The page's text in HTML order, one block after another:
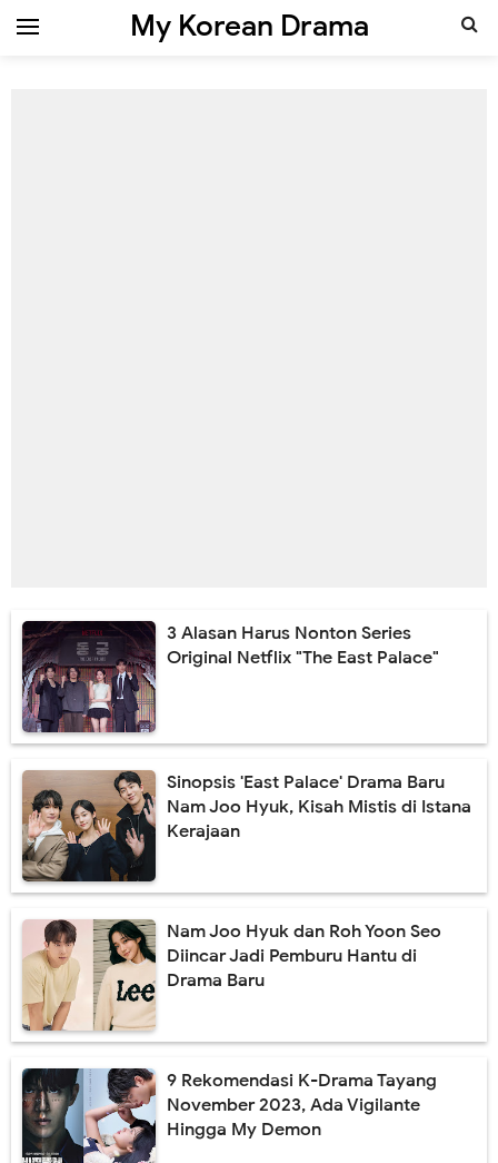
My Korean Drama
3 Alasan Harus Nonton Series
Original Netflix "The East Palace"
Sinopsis 'East Palace' Drama Baru
Nam Joo Hyuk, Kisah Mistis di Istana
Kerajaan
Nam Joo Hyuk dan Roh Yoon Seo
Diincar Jadi Pemburu Hantu di
Drama Baru
9 Rekomendasi K-Drama Tayang
November 2023, Ada Vigilante
Hingga My Demon